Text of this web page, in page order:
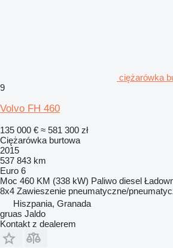
ciężarówka
9
Volvo FH 460
135 000 € ≈ 581 300 zł
Ciężarówka burtowa
2015
537 843 km
Euro 6
Moc 460 KM (338 kW) Paliwo diesel
8x4 Zawieszenie pneumatyczne/
Hiszpania, Granada
gruas Jaldo
Kontakt z dealerem